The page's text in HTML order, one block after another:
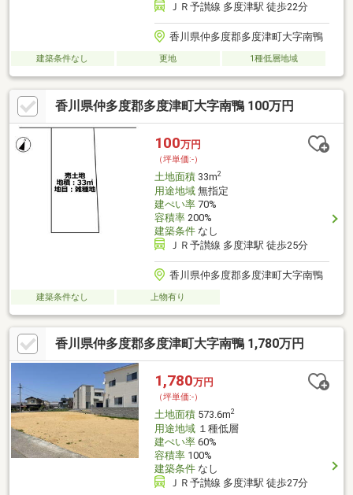
ＪＲ予讃線 多度津駅 徒歩22分
香川県仲多度郡多度津町大字南鴨
建築条件なし 更地 1種低層地域
香川県仲多度郡多度津町大字南鴨 100万円
100万円
（坪単価:-）
土地面積33m2
用途地域無指定
建ぺい率70%
容積率200%
建築条件なし
ＪＲ予讃線 多度津駅 徒歩25分
香川県仲多度郡多度津町大字南鴨
建築条件なし 上物有り
香川県仲多度郡多度津町大字南鴨 1,780万円
1,780万円
（坪単価:-）
土地面積573.6m2
用途地域１種低層
建ぺい率60%
容積率100%
建築条件なし
ＪＲ予讃線 多度津駅 徒歩27分